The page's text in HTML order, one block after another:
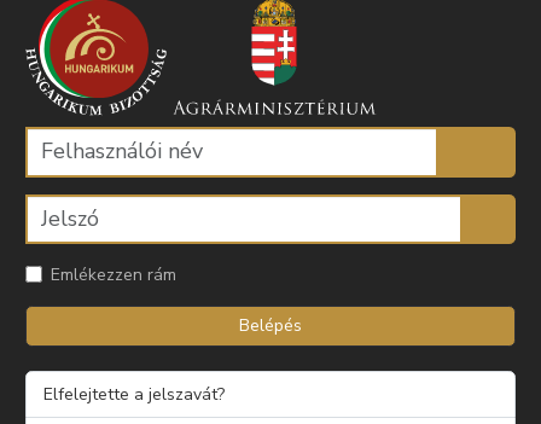
Emlékezzen rám
Belépés
Elfelejtette a jelszavát?